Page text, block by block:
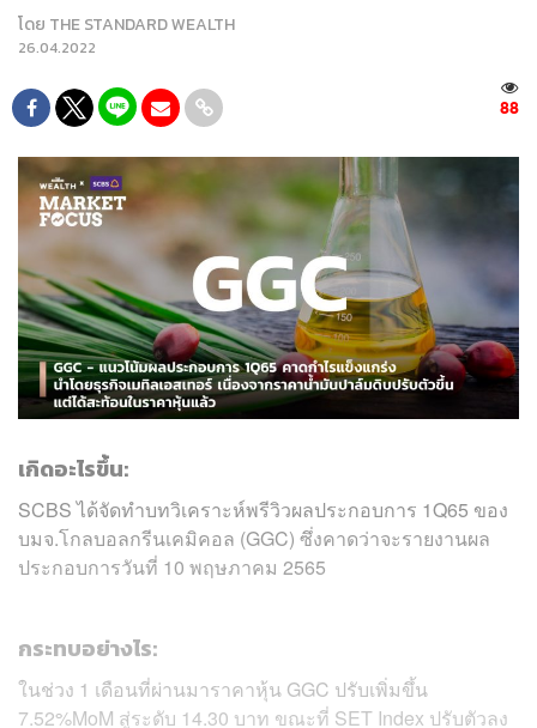
โดย THE STANDARD WEALTH
26.04.2022
88
เกิดอะไรขึ้น:
SCBS ได้จัดทำบทวิเคราะห์พรีวิวผลประกอบการ 1Q65 ของ
บมจ.โกลบอลกรีนเคมิคอล (GGC) ซึ่งคาดว่าจะรายงานผล
ประกอบการวันที่ 10 พฤษภาคม 2565
กระทบอย่างไร:
ในช่วง 1 เดือนที่ผ่านมาราคาหุ้น GGC ปรับเพิ่มขึ้น
7.52%MoM สู่ระดับ 14.30 บาท ขณะที่ SET Index ปรับตัวลง